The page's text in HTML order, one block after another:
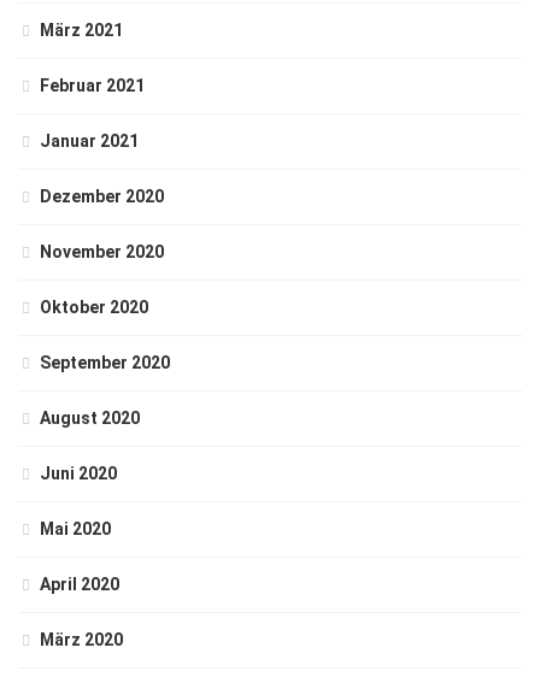
März 2021
Februar 2021
Januar 2021
Dezember 2020
November 2020
Oktober 2020
September 2020
August 2020
Juni 2020
Mai 2020
April 2020
März 2020